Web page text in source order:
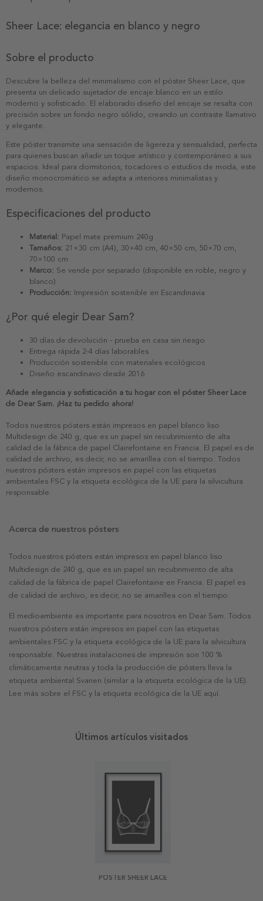
Sheer Lace: elegancia en blanco y negro
Sobre el producto
Descubre la belleza del minimalismo con el póster Sheer Lace, que
presenta un delicado sujetador de encaje blanco en un estilo
moderno y sofisticado. El elaborado diseño del encaje se resalta con
precisión sobre un fondo negro sólido, creando un contraste llamativo
y elegante.
Este póster transmite una sensación de ligereza y sensualidad, perfecta
para quienes buscan añadir un toque artístico y contemporáneo a sus
espacios. Ideal para dormitorios, tocadores o estudios de moda, este
diseño monocromático se adapta a interiores minimalistas y
modernos.
Especificaciones del producto
Material: Papel mate premium 240g
Tamaños: 21×30 cm (A4), 30×40 cm, 40×50 cm, 50×70 cm,
70×100 cm
Marco: Se vende por separado (disponible en roble, negro y
blanco)
Producción: Impresión sostenible en Escandinavia
¿Por qué elegir Dear Sam?
30 días de devolución - prueba en casa sin riesgo
Entrega rápida 2-4 días laborables
Producción sostenible con materiales ecológicos
Diseño escandinavo desde 2016
Añade elegancia y sofisticación a tu hogar con el póster Sheer Lace
de Dear Sam. ¡Haz tu pedido ahora!
Todos nuestros pósters están impresos en papel blanco liso
Multidesign de 240 g, que es un papel sin recubrimiento de alta
calidad de la fábrica de papel Clairefontaine en Francia. El papel es de
calidad de archivo, es decir, no se amarillea con el tiempo. Todos
nuestros pósters están impresos en papel con las etiquetas
ambientales FSC y la etiqueta ecológica de la UE para la silvicultura
responsable.
Acerca de nuestros pósters
Todos nuestros pósters están impresos en papel blanco liso
Multidesign de 240 g, que es un papel sin recubrimiento de alta
calidad de la fábrica de papel Clairefontaine en Francia. El papel es
de calidad de archivo, es decir, no se amarillea con el tiempo.
El medioambiente es importante para nosotros en Dear Sam. Todos
nuestros pósters están impresos en papel con las etiquetas
ambientales FSC y la etiqueta ecológica de la UE para la silvicultura
responsable. Nuestras instalaciones de impresión son 100 %
climáticamente neutras y toda la producción de pósters lleva la
etiqueta ambiental Svanen (similar a la etiqueta ecológica de la UE).
Lee más sobre el FSC y la etiqueta ecológica de la UE aquí.
Últimos artículos visitados
POSTER SHEER LACE